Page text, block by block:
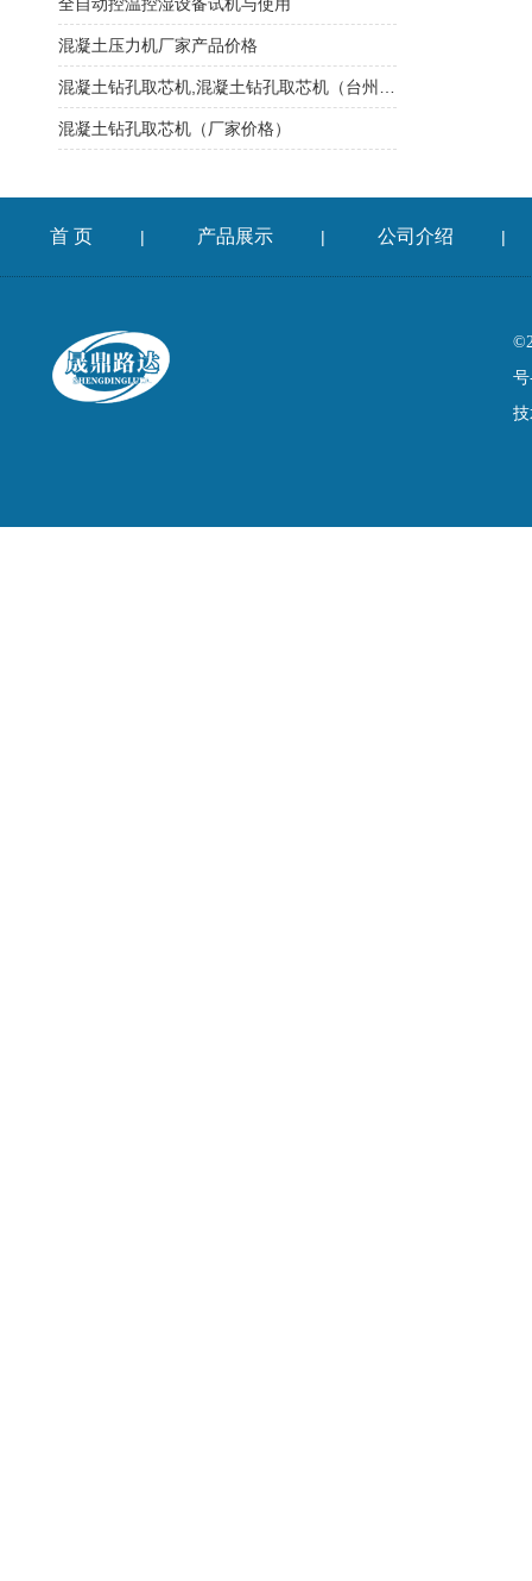
混凝土压力机厂家产品价格
混凝土钻孔取芯机（厂家价格）
首 页 | 产品展示 | 公司介绍 |
号